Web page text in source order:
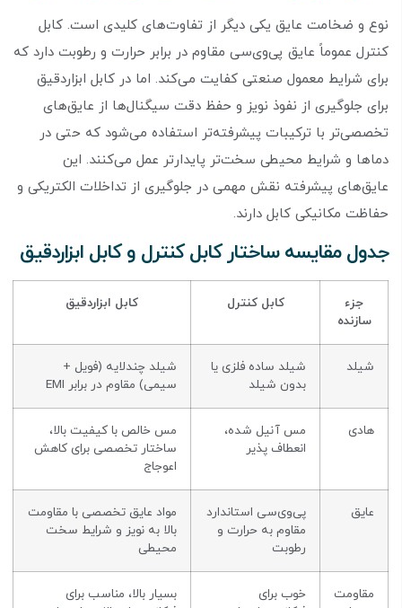
نوع و ضخامت عایق یکی دیگر از تفاوت‌های کلیدی است. کابل
کنترل عموماً عایق پی‌وی‌سی مقاوم در برابر حرارت و رطوبت دارد که
برای شرایط معمول صنعتی کفایت می‌کند. اما در کابل ابزاردقیق
برای جلوگیری از نفوذ نویز و حفظ دقت سیگنال‌ها از عایق‌های
تخصصی‌تر با ترکیبات پیشرفته‌تر استفاده می‌شود که حتی در
دماها و شرایط محیطی سخت‌تر پایدارتر عمل می‌کنند. این
عایق‌های پیشرفته نقش مهمی در جلوگیری از تداخلات الکتریکی و
حفاظت مکانیکی کابل دارند.
جدول مقایسه ساختار کابل کنترل و کابل ابزاردقیق
جزء
سازنده
کابل کنترل کابل ابزاردقیق
شیلد
شیلد ساده فلزی یا
بدون شیلد
شیلد چندلایه (فویل +
سیمی) مقاوم در برابر EMI
هادی
مس آنیل شده،
انعطاف پذیر
مس خالص با کیفیت بالا،
ساختار تخصصی برای کاهش
اعوجاج
عایق
پی‌وی‌سی استاندارد
مقاوم به حرارت و
رطوبت
مواد عایق تخصصی با مقاومت
بالا به نویز و شرایط سخت
محیطی
مقاومت
خوب برای
بسیار بالا، مناسب برای